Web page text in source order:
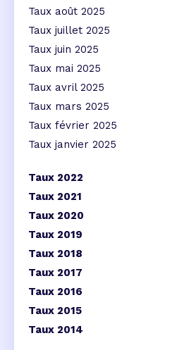
Taux août 2025
Taux juillet 2025
Taux juin 2025
Taux mai 2025
Taux avril 2025
Taux mars 2025
Taux février 2025
Taux janvier 2025
Taux 2022
Taux 2021
Taux 2020
Taux 2019
Taux 2018
Taux 2017
Taux 2016
Taux 2015
Taux 2014